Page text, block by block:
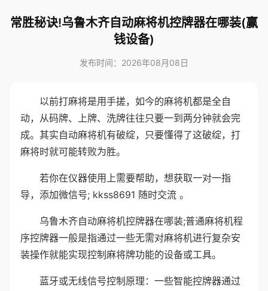
常胜秘诀!乌鲁木齐自动麻将机控牌器在哪装(赢
钱设备)
发布时间：2026年08月08日
以前打麻将是用手搓，如今的麻将机都是全自
动，从码牌、上牌、洗牌往往只要一到两分钟就会完
成。其实自动麻将机有破绽，只要懂得了这破绽，打
麻将时就可能转败为胜。
若你在仪器使用上需要帮助，想获取一对一指
导，添加微信号; kkss8691 随时交流 。
乌鲁木齐自动麻将机控牌器在哪装;普通麻将机程
序控牌器一般是指通过一些无需对麻将机进行复杂安
装操作就能实现控制麻将牌功能的设备或工具。
蓝牙或无线信号控制原理：一些智能控牌器通过